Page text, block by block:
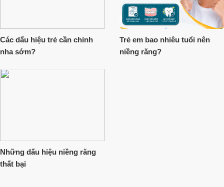
Các dấu hiệu trẻ cần chỉnh
nha sớm?
Trẻ em bao nhiêu tuổi nên
niềng răng?
Những dấu hiệu niềng răng
thất bại